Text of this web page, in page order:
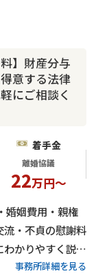
】財産分与
意する法律
にご相談く
着手金
離婚協議
22万円～
婚姻費用・親権
・不貞の慰謝料
かりやすく説明
るようサポートし
事務所詳細を見る